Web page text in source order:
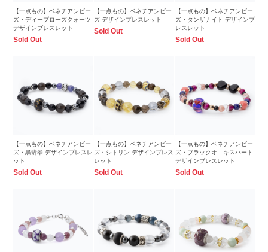
【一点もの】ベネチアンビー
ズ・ディープローズクォーツ
デザインブレスレット
Sold Out
【一点もの】ベネチアンビー
ズ デザインブレスレット
Sold Out
【一点もの】ベネチアンビー
ズ・タンザナイト デザインブ
レスレット
Sold Out
【一点もの】ベネチアンビー
ズ・黒翡翠 デザインブレスレ
ット
Sold Out
【一点もの】ベネチアンビー
ズ・シトリン デザインブレス
レット
Sold Out
【一点もの】ベネチアンビー
ズ・ブラックオニキスハート
デザインブレスレット
Sold Out